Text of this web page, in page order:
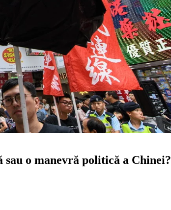
o manevră politică a Chinei?